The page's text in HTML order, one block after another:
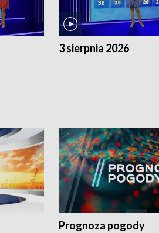
3 sierpnia 2026
Prognoza pogody